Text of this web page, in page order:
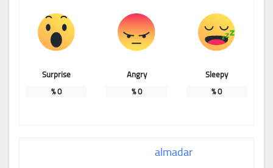
Sleepy
0
%
Angry
0
%
Surprise
0
%
almadar